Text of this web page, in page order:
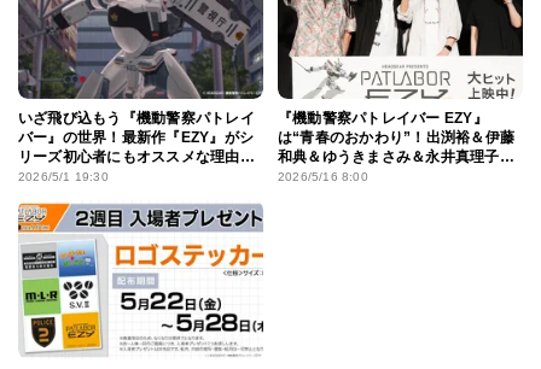
いざ飛び込もう『機動警察パトレイ
バー』の世界！最新作『EZY』がシ
リーズ初心者にもオススメな理由っ
て？
2026/5/1 19:30
『機動警察パトレイバー EZY』
は“青春のおかわり”！出渕裕＆伊藤
和典＆ゆうきまさみ＆永井真理子が
初日舞台挨拶に集結
2026/5/16 8:00